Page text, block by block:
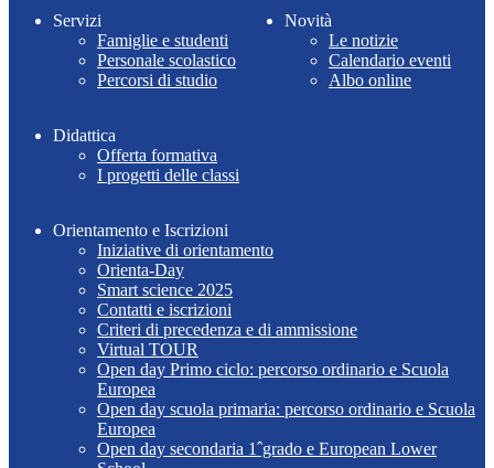
Servizi
Famiglie e studenti
Personale scolastico
Percorsi di studio
Novità
Le notizie
Calendario eventi
Albo online
Didattica
Offerta formativa
I progetti delle classi
Orientamento e Iscrizioni
Iniziative di orientamento
Orienta-Day
Smart science 2025
Contatti e iscrizioni
Criteri di precedenza e di ammissione
Virtual TOUR
Open day Primo ciclo: percorso ordinario e Scuola
Europea
Open day scuola primaria: percorso ordinario e Scuola
Europea
Open day secondaria 1ˆgrado e European Lower